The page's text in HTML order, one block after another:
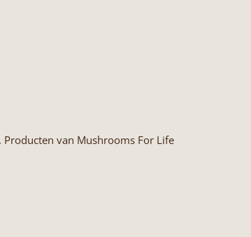
van Mushrooms For Life